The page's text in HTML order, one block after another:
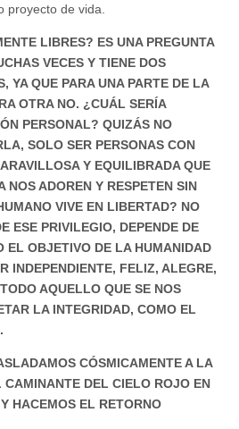
proyecto de vida.
LIBRES? ES UNA PREGUNTA
VECES Y TIENE DOS
YA QUE PARA UNA PARTE DE LA
OTRA NO. ¿CUÁL SERÍA
PERSONAL? QUIZÁS NO
SOLO SER PERSONAS CON
Y EQUILIBRADA QUE
NOS ADOREN Y RESPETEN SIN
VIVE EN LIBERTAD? NO
ESE PRIVILEGIO, DEPENDE DE
EL OBJETIVO DE LA HUMANIDAD
INDEPENDIENTE, FELIZ, ALEGRE,
AQUELLO QUE SE NOS
LA INTEGRIDAD, COMO EL
CÓSMICAMENTE A LA
CAMINANTE DEL CIELO ROJO EN
HACEMOS EL RETORNO